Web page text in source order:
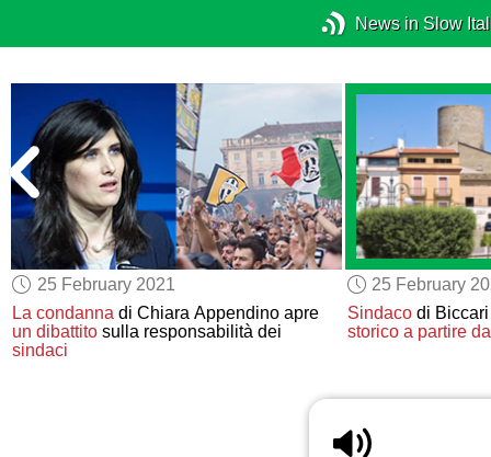
News in Slow
25 February 2021
La condanna di Chiara Appendino apre
un dibattito sulla responsabilità dei
sindaci
25 February
Sindacodi Biccari
storico a partire da